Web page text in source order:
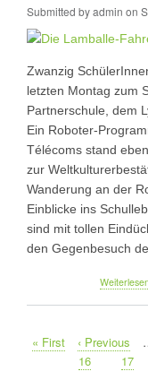
Submitted byadmin on
Zwanzig
letzten Montag zum
Partnerschule, dem
Ein Roboter-
Télécoms stand
zur
Wanderung an der
Einblicke ins
sind mit tollen
den Gegenbesuch
Seitennummerierung
First
« First
Vorherige
Seite
‹ Previous
Seite
16 Seite
17